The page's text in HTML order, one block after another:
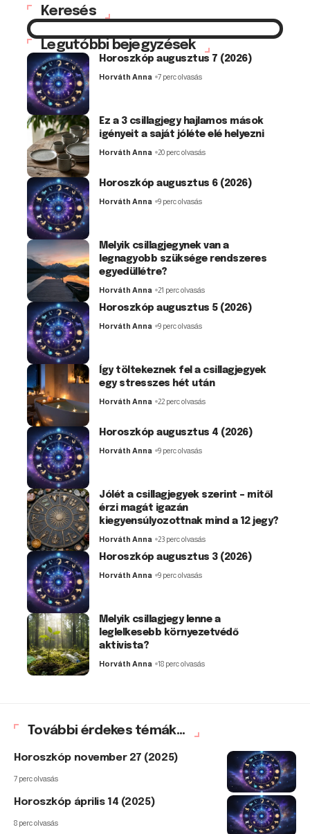
Keresés
Legutóbbi bejegyzések
Horoszkóp augusztus 7 (2026)
Horváth Anna 7 perc olvasás
Ez a 3 csillagjegy hajlamos mások
igényeit a saját jóléte elé helyezni
Horváth Anna 20 perc olvasás
Horoszkóp augusztus 6 (2026)
Horváth Anna 9 perc olvasás
Melyik csillagjegynek van a
legnagyobb szüksége rendszeres
egyedüllétre?
Horváth Anna 21 perc olvasás
Horoszkóp augusztus 5 (2026)
Horváth Anna 9 perc olvasás
Így töltekeznek fel a csillagjegyek
egy stresszes hét után
Horváth Anna 22 perc olvasás
Horoszkóp augusztus 4 (2026)
Horváth Anna 9 perc olvasás
Jólét a csillagjegyek szerint – mitől
érzi magát igazán
kiegyensúlyozottnak mind a 12 jegy?
Horváth Anna 23 perc olvasás
Horoszkóp augusztus 3 (2026)
Horváth Anna 9 perc olvasás
Melyik csillagjegy lenne a
leglelkesebb környezetvédő
aktivista?
Horváth Anna 18 perc olvasás
További érdekes témák...
Horoszkóp november 27 (2025)
7 perc olvasás
Horoszkóp április 14 (2025)
8 perc olvasás